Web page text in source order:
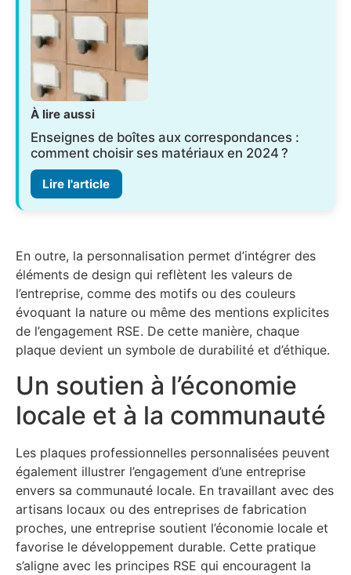
À lire aussi
Enseignes de boîtes aux correspondances :
comment choisir ses matériaux en 2024 ?
Lire l'article
En outre, la personnalisation permet d’intégrer des
éléments de design qui reflètent les valeurs de
l’entreprise, comme des motifs ou des couleurs
évoquant la nature ou même des mentions explicites
de l’engagement RSE. De cette manière, chaque
plaque devient un symbole de durabilité et d’éthique.
Un soutien à l’économie
locale et à la communauté
Les plaques professionnelles personnalisées peuvent
également illustrer l’engagement d’une entreprise
envers sa communauté locale. En travaillant avec des
artisans locaux ou des entreprises de fabrication
proches, une entreprise soutient l’économie locale et
favorise le développement durable. Cette pratique
s’aligne avec les principes RSE qui encouragent la